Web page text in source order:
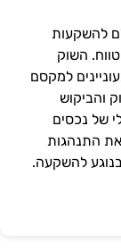
להשקעות
השוק
למקסם
והביקוש
של נכסים
התנהגות
להשקעה.